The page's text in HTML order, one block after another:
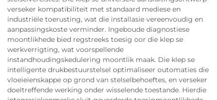
verseker kompatibiliteit met standaard mediese en
industriële toerusting, wat die installasie vereenvoudig en
aanpassingskoste verminder. Ingeboude diagnostiese
moontlikhede bied regstreeks toesig oor die klep se
werkverrigting, wat voorspellende
instandhoudingskedulering moontlik maak. Die klep se
intelligente drukbestuurstelsel optimaliseer outomaties die
vloeieienskappe op grond van stelselbehoeftes, en verseker
doeltreffende werking onder wisselende toestande. Hierdie